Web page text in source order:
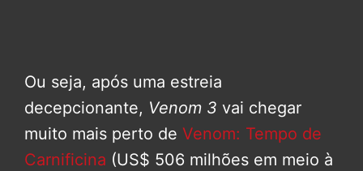
Ou seja, após uma estreia
decepcionante, Venom 3 vai chegar
muito mais perto de Venom: Tempo de
Carnificina (US$ 506 milhões em meio à